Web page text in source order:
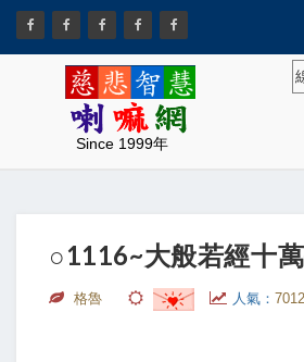
Since 1999年
○1116~大般若經十
格魯 人氣： 7012